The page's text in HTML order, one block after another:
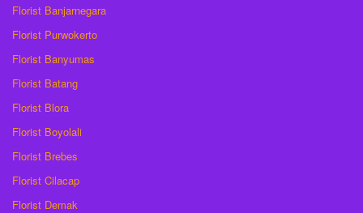
Florist Banjarnegara
Florist Purwokerto
Florist Banyumas
Florist Batang
Florist Blora
Florist Boyolali
Florist Brebes
Florist Cilacap
Florist Demak